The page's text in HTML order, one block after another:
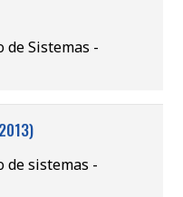
de Sistemas -
de sistemas -